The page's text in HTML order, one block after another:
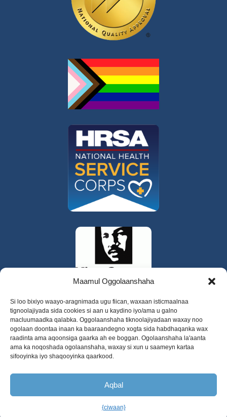
Maamul Oggolaanshaha
Si loo bixiyo waayo-aragnimada ugu fiican, waxaan isticmaalnaa
tignoolajiyada sida cookies si aan u kaydino iyo/ama u galno
macluumaadka qalabka. Oggolaanshaha tiknoolajiyadaan waxay noo
ogolaan doontaa inaan ka baaraandegno xogta sida habdhaqanka wax
raadinta ama aqoonsiga gaarka ah ee boggan. Ogolaanshaha la'aanta
ama ka noqoshada ogolaanshaha, waxay si xun u saameyn kartaa
sifooyinka iyo shaqooyinka qaarkood.
Aqbal
{ciwaan}
Xuquuqda daabacaadda 2025 Daryeelka
Caafimaadka Dhaqanka ee Magaalooyinka